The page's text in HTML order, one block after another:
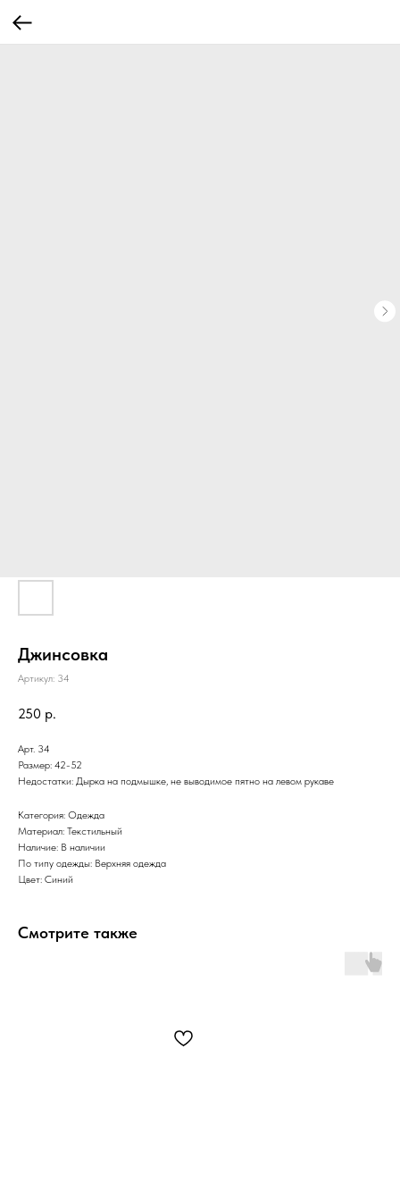
Джинсовка
Артикул: 34
250 р.
Арт. 34
Размер: 42-52
Недостатки: Дырка на подмышке, не выводимое пятно на левом рукаве
Категория: Одежда
Материал: Текстильный
Наличие: В наличии
По типу одежды: Верхняя одежда
Цвет: Синий
Смотрите также